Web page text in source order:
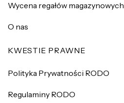
Wycena regałów magazynowych
O nas
KWESTIE PRAWNE
Polityka Prywatności RODO
Regulaminy RODO